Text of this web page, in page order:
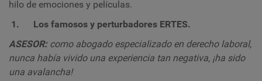
hilo de emociones y películas.
1.
Los famosos y perturbadores ERTES.
ASESOR:como abogado especializado en derecho laboral,
nunca había vivido una experiencia tan negativa, ¡ha sido
una avalancha!